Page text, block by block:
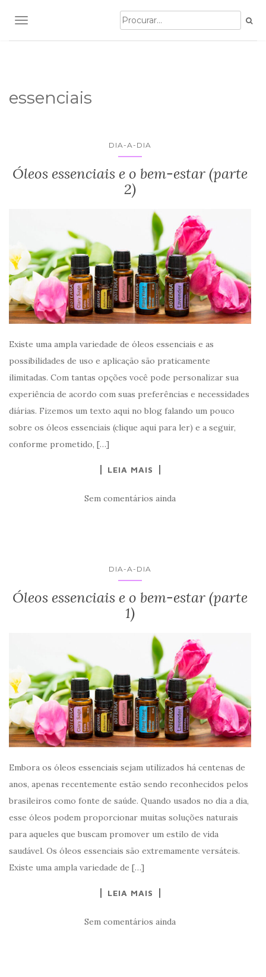
TOGGLE NAVIGATION
essenciais
DIA-A-DIA
Óleos essenciais e o bem-estar (parte
2)
Existe uma ampla variedade de óleos essenciais e as
possibilidades de uso e aplicação são praticamente
ilimitadas. Com tantas opções você pode personalizar sua
experiência de acordo com suas preferências e necessidades
diárias. Fizemos um texto aqui no blog falando um pouco
sobre os óleos essenciais (clique aqui para ler) e a seguir,
conforme prometido, […]
LEIA MAIS
Sem comentários ainda
DIA-A-DIA
Óleos essenciais e o bem-estar (parte
1)
Embora os óleos essenciais sejam utilizados há centenas de
anos, apenas recentemente estão sendo reconhecidos pelos
brasileiros como fonte de saúde. Quando usados no dia a dia,
esse óleos podem proporcionar muitas soluções naturais
para aqueles que buscam promover um estilo de vida
saudável. Os óleos essenciais são extremamente versáteis.
Existe uma ampla variedade de […]
LEIA MAIS
Sem comentários ainda